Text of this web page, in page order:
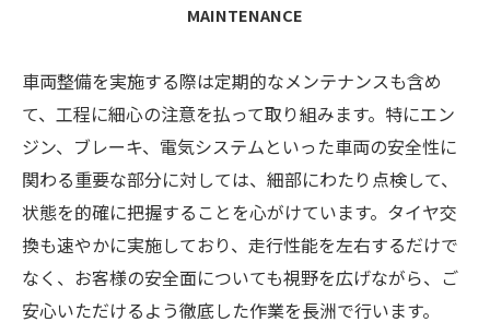
MAINTENANCE
車両整備を実施する際は定期的なメンテナンスも含め
て、工程に細心の注意を払って取り組みます。特にエン
ジン、ブレーキ、電気システムといった車両の安全性に
関わる重要な部分に対しては、細部にわたり点検して、
状態を的確に把握することを心がけています。タイヤ交
換も速やかに実施しており、走行性能を左右するだけで
なく、お客様の安全面についても視野を広げながら、ご
安心いただけるよう徹底した作業を長洲で行います。